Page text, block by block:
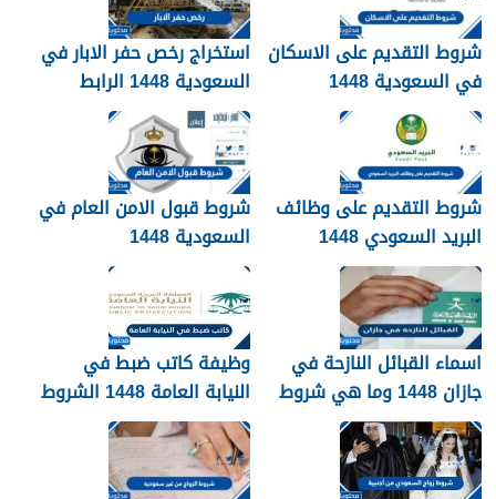
شروط التقديم على الاسكان
في السعودية 1448
استخراج رخص حفر الابار في
السعودية 1448 الرابط
والشروط بالتفصيل
شروط التقديم على وظائف
البريد السعودي 1448
شروط قبول الامن العام في
السعودية 1448
اسماء القبائل النازحة في
جازان 1448 وما هي شروط
تجنيسها
وظيفة كاتب ضبط في
النيابة العامة 1448 الشروط
وطريقة التقديم